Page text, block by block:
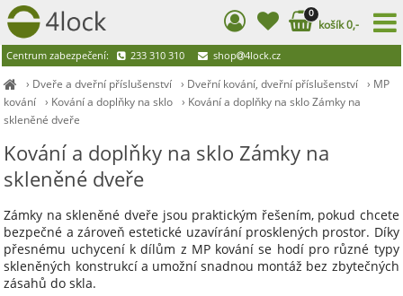
› Dveře a dveřní příslušenství › Dveřní kování, dveřní příslušenství › MP
kování › Kování a doplňky na sklo › Kování a doplňky na sklo Zámky na
skleněné dveře
Kování a doplňky na sklo Zámky na
skleněné dveře
Zámky na skleněné dveře jsou praktickým řešením, pokud chcete
bezpečné a zároveň estetické uzavírání prosklených prostor. Díky
přesnému uchycení k dílům z MP kování se hodí pro různé typy
skleněných konstrukcí a umožní snadnou montáž bez zbytečných
zásahů do skla.
0
košík 0,-
Centrum zabezpečení: 233 310 310 shop 4lock.cz